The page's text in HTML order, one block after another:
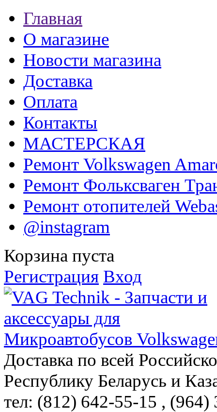
Главная
О магазине
Новости магазина
Доставка
Оплата
Контакты
МАСТЕРСКАЯ
Ремонт Volkswagen
Ремонт Фольксваген
Ремонт отопителей
@instagram
Корзина пуста
Регистрация Вход
Доставка по всей
Республику Беларусь и
тел: (812) 642-55-15 , (964)